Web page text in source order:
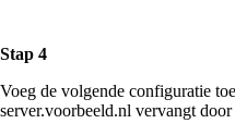
Stap 4
Voeg de volgende configuratie
server.voorbeeld.nl vervangt door